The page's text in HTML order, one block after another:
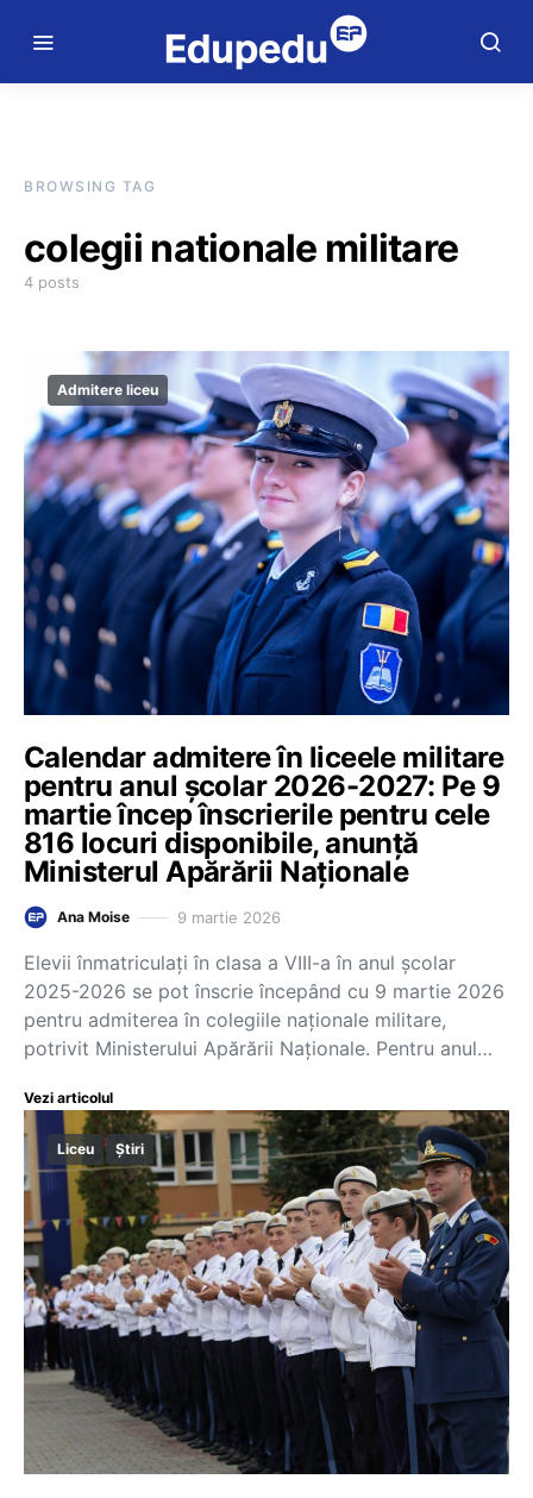
BROWSING TAG
colegii nationale militare
4 posts
Admitere liceu
Calendar admitere în liceele militare
pentru anul școlar 2026-2027: Pe 9
martie încep înscrierile pentru cele
816 locuri disponibile, anunță
Ministerul Apărării Naționale
Ana Moise 9 martie 2026
Elevii înmatriculați în clasa a VIII-a în anul școlar
2025-2026 se pot înscrie începând cu 9 martie 2026
pentru admiterea în colegiile naționale militare,
potrivit Ministerului Apărării Naționale. Pentru anul…
Vezi articolul
Liceu Știri